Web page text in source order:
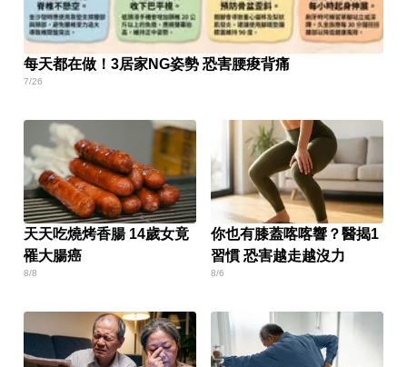
每天都在做！3居家NG姿勢 恐害腰痠背痛
7/26
天天吃燒烤香腸 14歲女竟
罹大腸癌
8/8
你也有膝蓋喀喀響？醫揭1
習慣 恐害越走越沒力
8/6